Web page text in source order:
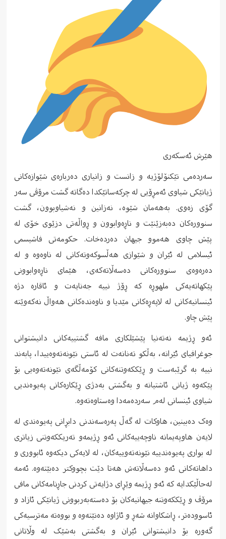
هێرش ئەسکەری
سەردەمی تێکنۆلۆژیە و زانست و زانیاری دەربارەی شێوازەکانی
ژیانێکی شیاوی ئەمڕۆیی لە چرکەساتێکدا دەگاتە گشت مرۆڤی سەر
گۆی زەوی. بەهەمان شێوە، نەزانین و نەشیاوبوون، گشت
سنوورەکان دەبەزێنێت و ناڕەوابوون و ڕواڵەتی دزێوی خۆی لە
پێش چاوی هەموو جیهان دەردەخات. حکومەتی فاشیسمی
ئیسلامی لە ئێران و شێوازی هەڵسوکەوتەکانی لە ناوەوە و لە
دەرەوەی سنوورەکانی دەسەڵاتەکەی، هێمای ناڕەوابوونی
پێکهاتەیەکی ملهوڕە کە ڕۆژ نییە جەنایەت و ئاقارە دژە
ئینسانیەکانی لە لاپەڕەکانی مێدیا و ناوەندەکانی هەواڵ نەکەوێتە
پێش چاو.
ئەو ڕژیمە نەتەنیا پێشێلکاری مافە گشتییەکانی دانیشتوانی
جوغرافیای ئێرانە، بەڵکو تەنانەت لە ئاستی نێونەتەوەییدا، پابەند
نییە بە گرێبەست و ڕێککەوتنەکانی کۆمەڵگەی نێونەتەوەیی بۆ
پێکەوە ژیانی ئاشتیانە و بەگشتی بەدژی ڕێکارەکانی پەیوەندیی
شیاوی ئینسانی لەم سەردەمەدا وەستاوەتەوە.
وەک دەبینین، هاوکات لە گەڵ پەرەسەندنی دابڕانی پەیوەندی لە
لایەن هاوپەیمانە ناوچەییەکانی ئەو ڕژیمەو تەریککەوتنی زیاتری
لە بواری پەیوەندییە نێونەتەوییەکان، لە لایەکی دیکەوە ئابووری و
داهاتەکانی ئەو دەسەڵاتەش هەتا دێت بچووکتر دەبێتەوە. ئەمە
لەحاڵێکدایە کە ئەو ڕژیمە وێڕای دژایەتی کردنی جاڕنامەکانی مافی
مرۆڤ و ڕێککەوتنە جیهانیەکان بۆ دەستەبەربوونی ژیانێکی ئازاد و
ئاسوودەتر، ڕاشکاوانە شەڕ و ئاژاوە دەنێتەوە و بووەتە مەترسیەکی
گەورە بۆ دانیشتوانی ئێران و بەگشتی بەشێک لە وڵاتانی